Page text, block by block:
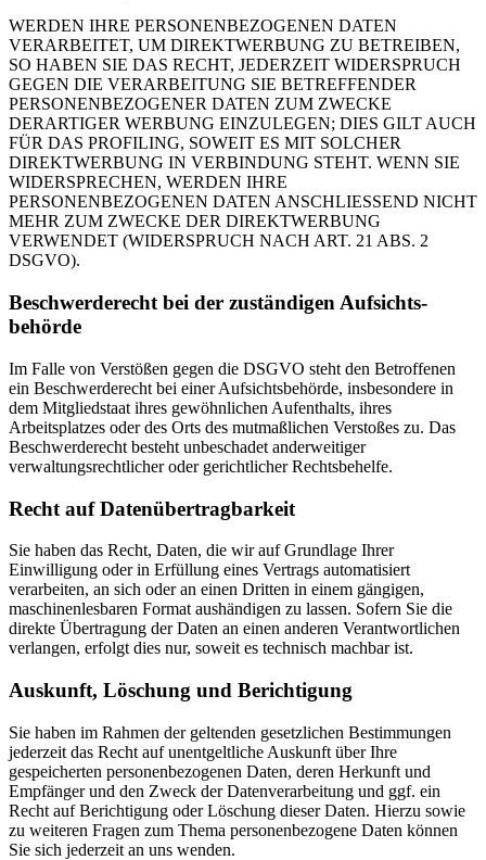
WERDEN IHRE PERSONENBEZOGENEN DATEN
VERARBEITET, UM DIREKTWERBUNG ZU BETREIBEN,
SO HABEN SIE DAS RECHT, JEDERZEIT WIDERSPRUCH
GEGEN DIE VERARBEITUNG SIE BETREFFENDER
PERSONENBEZOGENER DATEN ZUM ZWECKE
DERARTIGER WERBUNG EINZULEGEN; DIES GILT AUCH
FÜR DAS PROFILING, SOWEIT ES MIT SOLCHER
DIREKTWERBUNG IN VERBINDUNG STEHT. WENN SIE
WIDERSPRECHEN, WERDEN IHRE
PERSONENBEZOGENEN DATEN ANSCHLIESSEND NICHT
MEHR ZUM ZWECKE DER DIREKTWERBUNG
VERWENDET (WIDERSPRUCH NACH ART. 21 ABS. 2
DSGVO).
Beschwerde­recht bei der zuständigen Aufsichts­
behörde
Im Falle von Verstößen gegen die DSGVO steht den Betroffenen
ein Beschwerderecht bei einer Aufsichtsbehörde, insbesondere in
dem Mitgliedstaat ihres gewöhnlichen Aufenthalts, ihres
Arbeitsplatzes oder des Orts des mutmaßlichen Verstoßes zu. Das
Beschwerderecht besteht unbeschadet anderweitiger
verwaltungsrechtlicher oder gerichtlicher Rechtsbehelfe.
Recht auf Daten­übertrag­barkeit
Sie haben das Recht, Daten, die wir auf Grundlage Ihrer
Einwilligung oder in Erfüllung eines Vertrags automatisiert
verarbeiten, an sich oder an einen Dritten in einem gängigen,
maschinenlesbaren Format aushändigen zu lassen. Sofern Sie die
direkte Übertragung der Daten an einen anderen Verantwortlichen
verlangen, erfolgt dies nur, soweit es technisch machbar ist.
Auskunft, Löschung und Berichtigung
Sie haben im Rahmen der geltenden gesetzlichen Bestimmungen
jederzeit das Recht auf unentgeltliche Auskunft über Ihre
gespeicherten personenbezogenen Daten, deren Herkunft und
Empfänger und den Zweck der Datenverarbeitung und ggf. ein
Recht auf Berichtigung oder Löschung dieser Daten. Hierzu sowie
zu weiteren Fragen zum Thema personenbezogene Daten können
Sie sich jederzeit an uns wenden.